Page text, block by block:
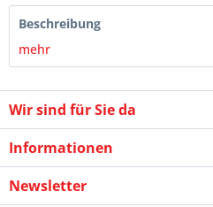
Beschreibung
mehr
Wir sind für Sie da
Informationen
Newsletter